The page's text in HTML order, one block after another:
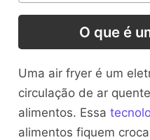
O que é
Uma air fryer é um
circulação de ar
alimentos. Essa
alimentos fiquem